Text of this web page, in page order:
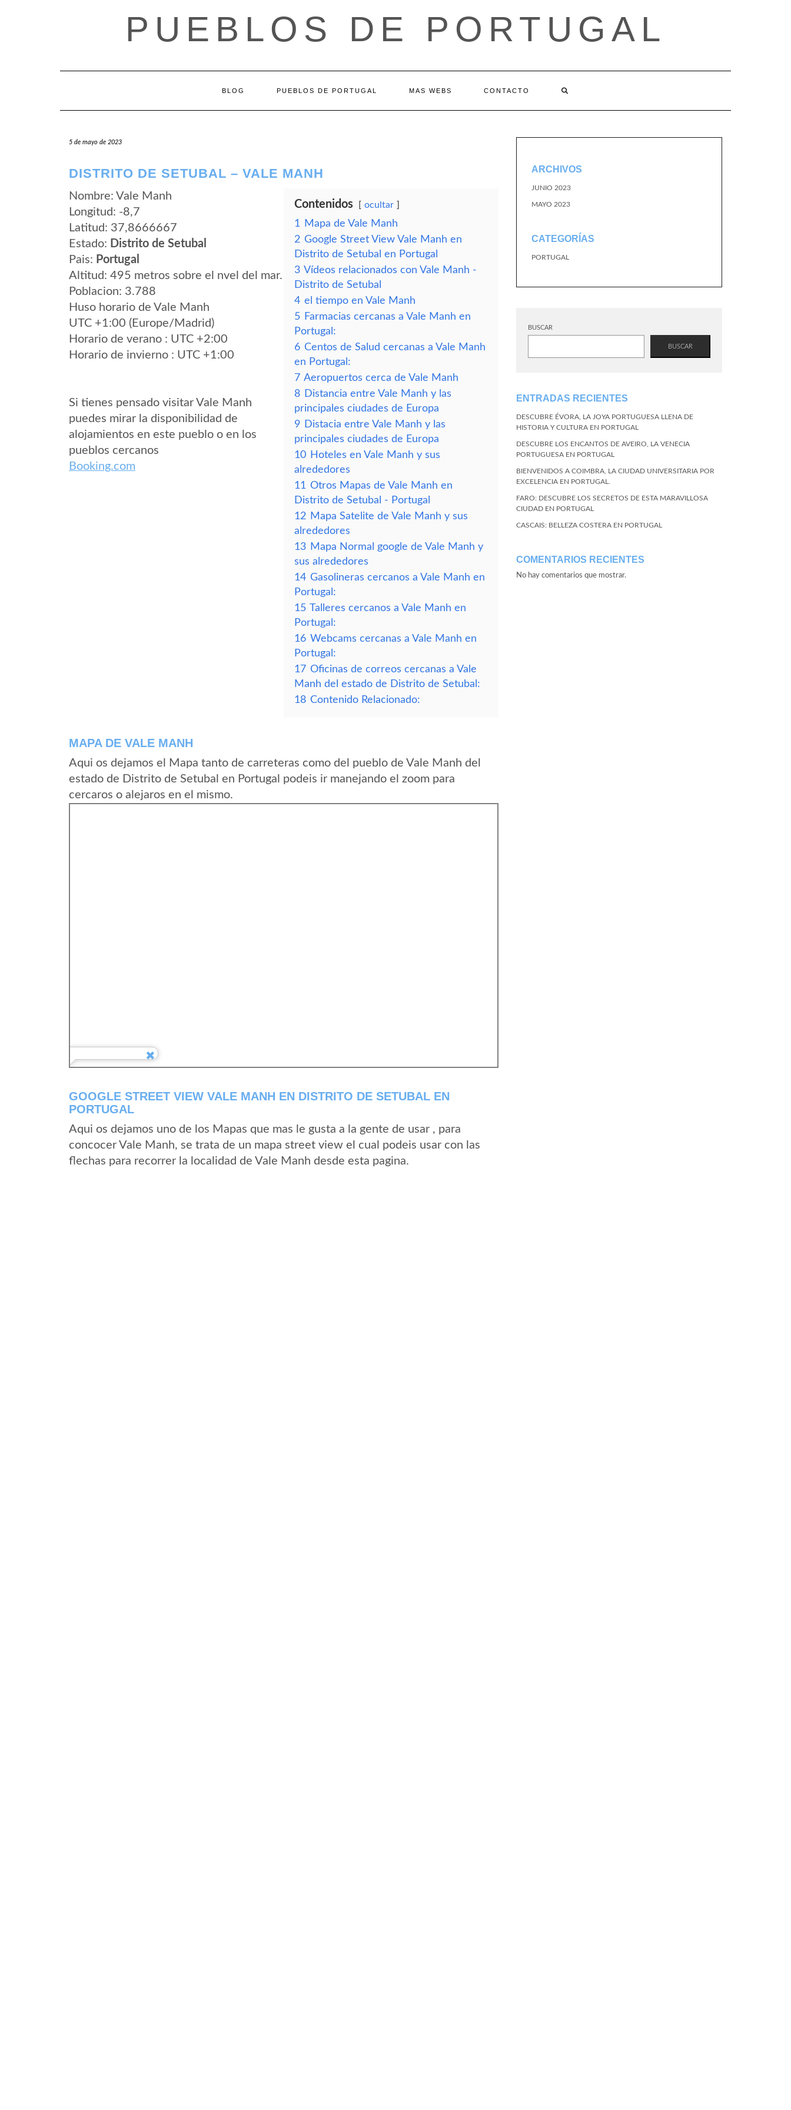
PUEBLOS DE PORTUGAL
BLOG PUEBLOS DE PORTUGAL MAS WEBS CONTACTO
5 de mayo de 2023
DISTRITO DE SETUBAL – VALE MANH
Nombre: Vale Manh
Longitud: -8,7
Latitud: 37,8666667
Estado: Distrito de Setubal
Pais: Portugal
Altitud: 495 metros sobre el nvel del mar.
Poblacion: 3.788
Huso horario de Vale Manh
UTC +1:00 (Europe/Madrid)
Horario de verano : UTC +2:00
Horario de invierno : UTC +1:00
Si tienes pensado visitar Vale Manh
puedes mirar la disponibilidad de
alojamientos en este pueblo o en los
pueblos cercanos
Booking.com
Contenidos ocultar
1
Mapa de Vale Manh
2 Google Street View Vale Manh en
Distrito de Setubal en Portugal
3 Vídeos relacionados con Vale Manh -
Distrito de Setubal
4 el tiempo en Vale Manh
5 Farmacias cercanas a Vale Manh en
Portugal:
6 Centos de Salud cercanas a Vale Manh
en Portugal:
7 Aeropuertos cerca de Vale Manh
8 Distancia entre Vale Manh y las
principales ciudades de Europa
9 Distacia entre Vale Manh y las
principales ciudades de Europa
10 Hoteles en Vale Manh y sus
alrededores
11 Otros Mapas de Vale Manh en
Distrito de Setubal - Portugal
12 Mapa Satelite de Vale Manh y sus
alrededores
13 Mapa Normal google de Vale Manh y
sus alrededores
14 Gasolineras cercanos a Vale Manh en
Portugal:
15 Talleres cercanos a Vale Manh en
Portugal:
16 Webcams cercanas a Vale Manh en
Portugal:
17 Oficinas de correos cercanas a Vale
Manh del estado de Distrito de Setubal:
18 Contenido Relacionado:
MAPA DE VALE MANH
Aqui os dejamos el Mapa tanto de carreteras como del pueblo de Vale Manh del
estado de Distrito de Setubal en Portugal podeis ir manejando el zoom para
cercaros o alejaros en el mismo.
GOOGLE STREET VIEW VALE MANH EN DISTRITO DE SETUBAL EN
PORTUGAL
Aqui os dejamos uno de los Mapas que mas le gusta a la gente de usar , para
concocer Vale Manh, se trata de un mapa street view el cual podeis usar con las
flechas para recorrer la localidad de Vale Manh desde esta pagina.
ARCHIVOS
JUNIO 2023
MAYO 2023
CATEGORÍAS
PORTUGAL
BUSCAR
BUSCAR
ENTRADAS RECIENTES
DESCUBRE ÉVORA, LA JOYA PORTUGUESA LLENA DE
HISTORIA Y CULTURA EN PORTUGAL
DESCUBRE LOS ENCANTOS DE AVEIRO, LA VENECIA
PORTUGUESA EN PORTUGAL
BIENVENIDOS A COIMBRA, LA CIUDAD UNIVERSITARIA POR
EXCELENCIA EN PORTUGAL.
FARO: DESCUBRE LOS SECRETOS DE ESTA MARAVILLOSA
CIUDAD EN PORTUGAL
CASCAIS: BELLEZA COSTERA EN PORTUGAL
COMENTARIOS RECIENTES
No hay comentarios que mostrar.